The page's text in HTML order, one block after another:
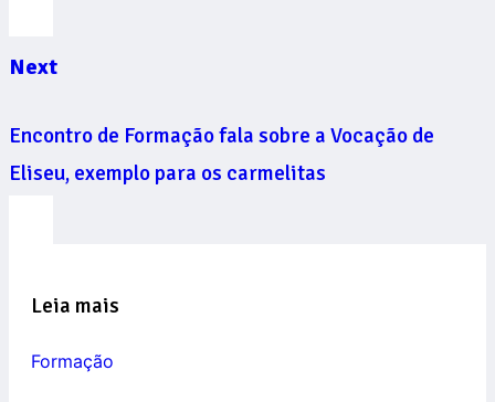
Next
Encontro de Formação fala sobre a Vocação de
Eliseu, exemplo para os carmelitas
Leia mais
Formação